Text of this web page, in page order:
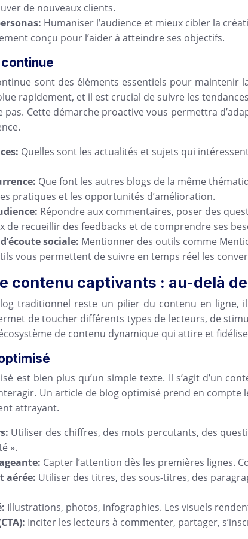
de nouveaux clients.
Humaniser l’audience et mieux cibler la
conçu pour l’aider à atteindre ses objectifs.
sont des éléments essentiels pour
rapidement, et il est crucial de suivre les
pas. Cette démarche proactive vous permettra
Quelles sont les actualités et sujets qui
Que font les autres blogs de la même
pratiques et les opportunités d’amélioration.
Répondre aux commentaires, poser des
de recueillir des feedbacks et de comprendre ses
sociale: Mentionner des outils comme
vous permettent de suivre en temps réel les
contenu captivants : au-delà
traditionnel reste un pilier du contenu en ligne,
de toucher différents types de lecteurs, de
de contenu dynamique qui attire et
est bien plus qu’un simple texte. Il s’agit d’un
Un article de blog optimisé prend en
attrayant.
Utiliser des chiffres, des mots percutants, des
».
Capter l’attention dès les premières lignes.
aérée: Utiliser des titres, des sous-titres, des
Illustrations, photos, infographies. Les visuels
Inciter les lecteurs à commenter, partager,